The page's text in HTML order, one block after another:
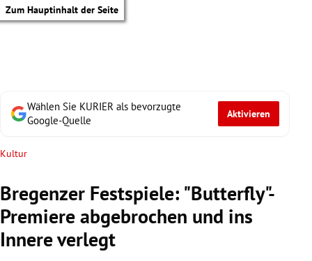
Zum Hauptinhalt der Seite
Wählen Sie KURIER als bevorzugte
Google-Quelle
Aktivieren
Kultur
Bregenzer Festspiele: "Butterfly"-
Premiere abgebrochen und ins
Innere verlegt